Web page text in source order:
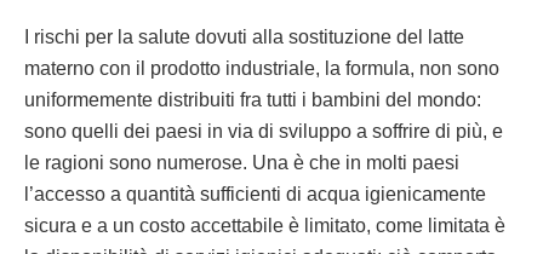
I rischi per la salute dovuti alla sostituzione del latte
materno con il prodotto industriale, la formula, non sono
uniformemente distribuiti fra tutti i bambini del mondo:
sono quelli dei paesi in via di sviluppo a soffrire di più, e
le ragioni sono numerose. Una è che in molti paesi
l’accesso a quantità sufficienti di acqua igienicamente
sicura e a un costo accettabile è limitato, come limitata è